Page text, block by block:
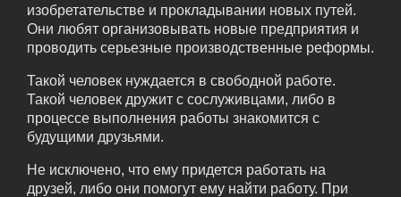
изобретательстве и прокладывании новых путей.
Они любят организовывать новые предприятия и
проводить серьезные производственные реформы.
Такой человек нуждается в свободной работе.
Такой человек дружит с сослуживцами, либо в
процессе выполнения работы знакомится с
будущими друзьями.
Не исключено, что ему придется работать на
друзей, либо они помогут ему найти работу. При